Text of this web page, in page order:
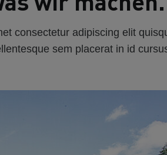
consectetur adipiscing elit
sem placerat in id